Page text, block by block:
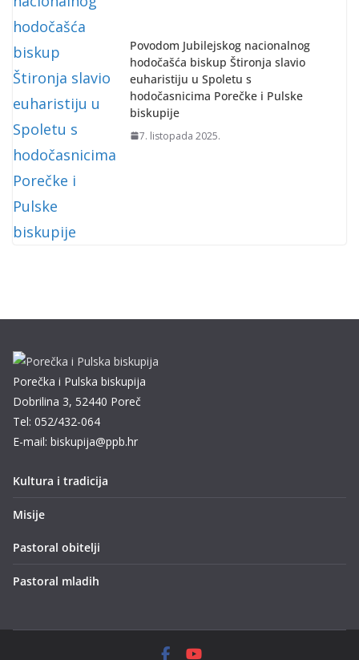
Povodom Jubilejskog nacionalnog
hodočašća biskup Štironja slavio
euharistiju u Spoletu s
hodočasnicima Porečke i Pulske
biskupije
7. listopada 2025.
Porečka i Pulska biskupija
Dobrilina 3, 52440 Poreč
Tel: 052/432-064
E-mail: biskupija@ppb.hr
Kultura i tradicija
Misije
Pastoral obitelji
Pastoral mladih